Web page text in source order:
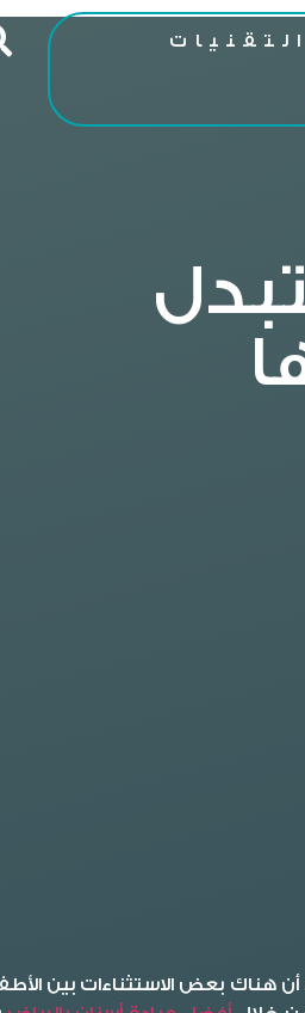
التقنيات
عند بلوغ الطفل عمر الـ 6 سنوات، وعلى الرغم من ذلك نجد أن هناك